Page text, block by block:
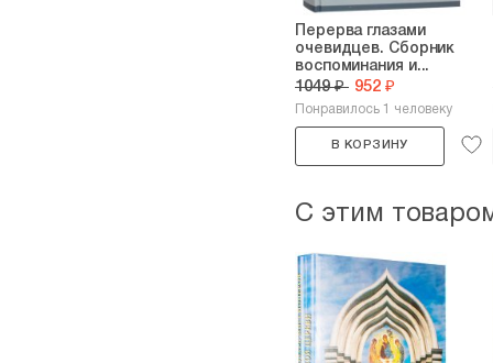
Перерва глазами
очевидцев. Сборник
воспоминания и...
1049 ₽ 952 ₽
Понравилось 1 человеку
В КОРЗИНУ
С этим